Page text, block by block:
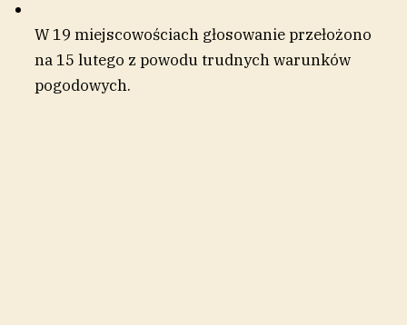
W 19 miejscowościach głosowanie przełożono
na 15 lutego z powodu trudnych warunków
pogodowych.